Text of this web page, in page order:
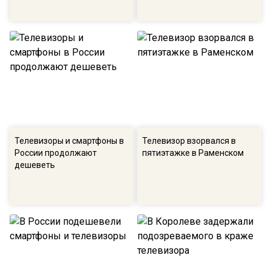
Телевизоры и смартфоны в
России продолжают
дешеветь
Телевизор взорвался в
пятиэтажке в Раменском